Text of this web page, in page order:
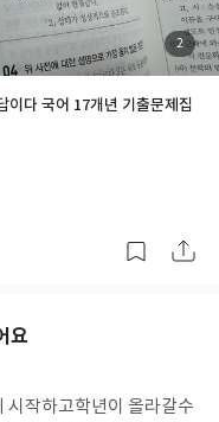
첨
부
된
사
2
이다 국어 17개년 기출문제집
요
시작하고학년이 올라갈수